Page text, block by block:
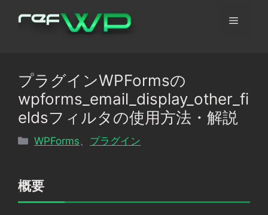
メ
ュ
プラグインWPFormsの
wpforms_email_display_other_fi
eldsフィルタの使用方法・解説
カ
リ
WPForms プラグイン
概要